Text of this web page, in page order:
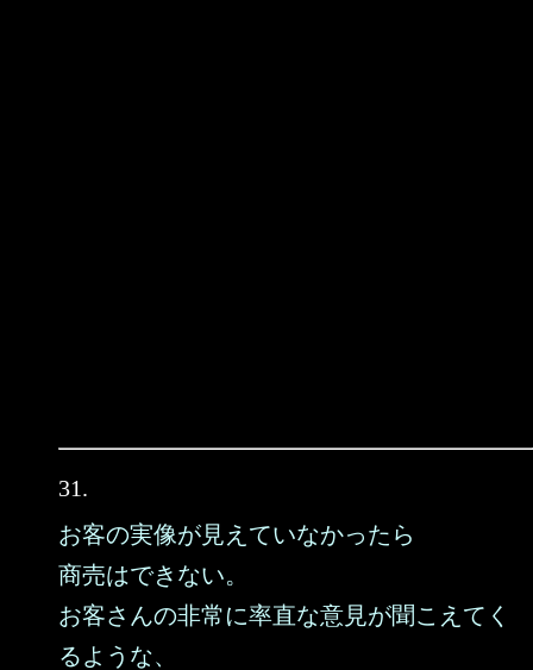
31.
お客の実像が見えていなかったら
商売はできない。
お客さんの非常に率直な意見が聞こえてく
るような、